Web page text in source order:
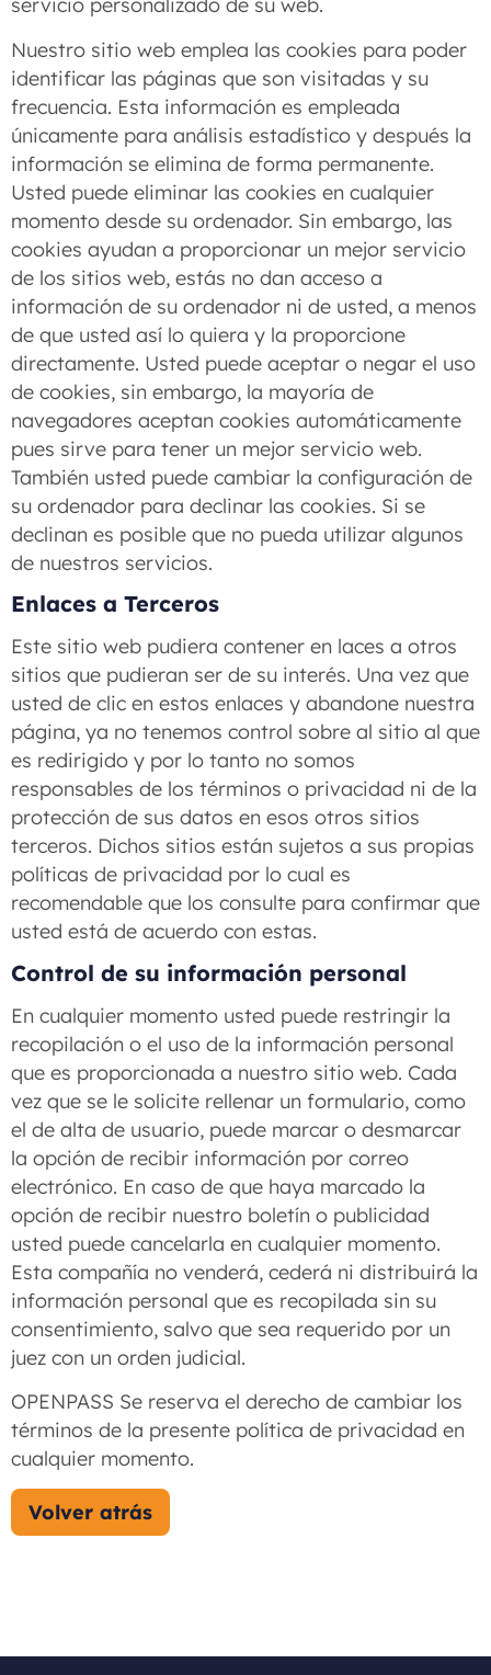
servicio personalizado de su web.
Nuestro sitio web emplea las cookies para poder
identificar las páginas que son visitadas y su
frecuencia. Esta información es empleada
únicamente para análisis estadístico y después la
información se elimina de forma permanente.
Usted puede eliminar las cookies en cualquier
momento desde su ordenador. Sin embargo, las
cookies ayudan a proporcionar un mejor servicio
de los sitios web, estás no dan acceso a
información de su ordenador ni de usted, a menos
de que usted así lo quiera y la proporcione
directamente. Usted puede aceptar o negar el uso
de cookies, sin embargo, la mayoría de
navegadores aceptan cookies automáticamente
pues sirve para tener un mejor servicio web.
También usted puede cambiar la configuración de
su ordenador para declinar las cookies. Si se
declinan es posible que no pueda utilizar algunos
de nuestros servicios.
Enlaces a Terceros
Este sitio web pudiera contener en laces a otros
sitios que pudieran ser de su interés. Una vez que
usted de clic en estos enlaces y abandone nuestra
página, ya no tenemos control sobre al sitio al que
es redirigido y por lo tanto no somos
responsables de los términos o privacidad ni de la
protección de sus datos en esos otros sitios
terceros. Dichos sitios están sujetos a sus propias
políticas de privacidad por lo cual es
recomendable que los consulte para confirmar que
usted está de acuerdo con estas.
Control de su información personal
En cualquier momento usted puede restringir la
recopilación o el uso de la información personal
que es proporcionada a nuestro sitio web. Cada
vez que se le solicite rellenar un formulario, como
el de alta de usuario, puede marcar o desmarcar
la opción de recibir información por correo
electrónico. En caso de que haya marcado la
opción de recibir nuestro boletín o publicidad
usted puede cancelarla en cualquier momento.
Esta compañía no venderá, cederá ni distribuirá la
información personal que es recopilada sin su
consentimiento, salvo que sea requerido por un
juez con un orden judicial.
OPENPASS Se reserva el derecho de cambiar los
términos de la presente política de privacidad en
cualquier momento.